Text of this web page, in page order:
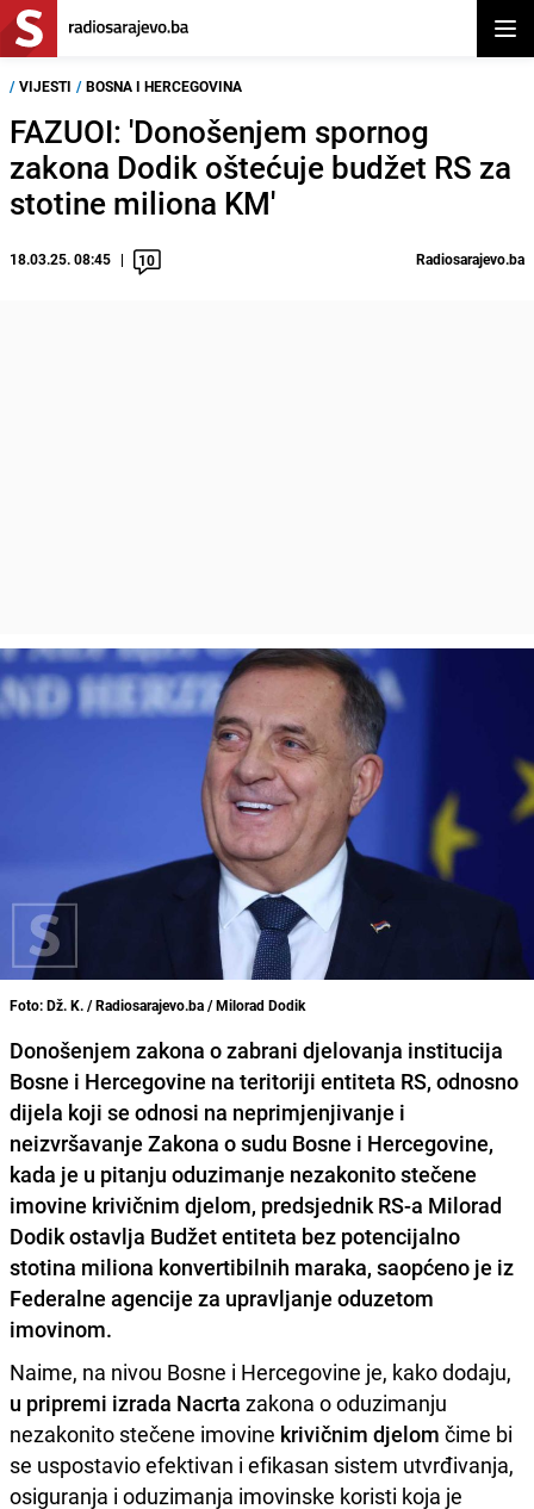
/ VIJESTI / BOSNA I HERCEGOVINA
FAZUOI: 'Donošenjem spornog
zakona Dodik oštećuje budžet RS za
stotine miliona KM'
18.03.25. 08:45 10 Radiosarajevo.ba
Foto: Dž. K. / Radiosarajevo.ba / Milorad Dodik
Donošenjem zakona o zabrani djelovanja institucija
Bosne i Hercegovine na teritoriji entiteta RS, odnosno
dijela koji se odnosi na neprimjenjivanje i
neizvršavanje Zakona o sudu Bosne i Hercegovine,
kada je u pitanju oduzimanje nezakonito stečene
imovine krivičnim djelom, predsjednik RS-a Milorad
Dodik ostavlja Budžet entiteta bez potencijalno
stotina miliona konvertibilnih maraka, saopćeno je iz
Federalne agencije za upravljanje oduzetom
imovinom.
Naime, na nivou Bosne i Hercegovine je, kako dodaju,
u pripremi izrada Nacrta zakona o oduzimanju
nezakonito stečene imovine krivičnim djelom čime bi
se uspostavio efektivan i efikasan sistem utvrđivanja,
osiguranja i oduzimanja imovinske koristi koja je